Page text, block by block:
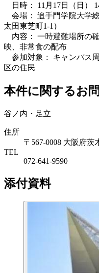
日時： 11月17日（日）
会場： 追手門学院大学
太田東芝町1-1）
内容： 一時避難場所の
映、非常食の配布
参加対象： キャンパス
区の住民
本件に関するお
谷ノ内・足立
住所
〒567-0008 大阪府茨
TEL
072-641-9590
添付資料